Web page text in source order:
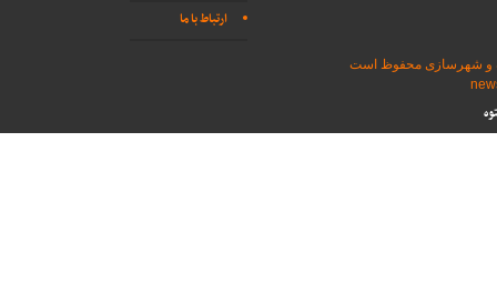
ارتباط با ما
و شهرسازی محفوظ است